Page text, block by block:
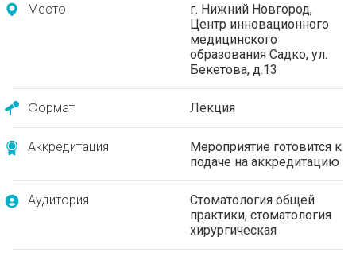
Место
г. Нижний Новгород,
Центр инновационного
медицинского
образования Садко, ул.
Бекетова, д.13
Формат Лекция
Аккредитация
Мероприятие готовится к
подаче на аккредитацию
Аудитория
Стоматология общей
практики, стоматология
хирургическая